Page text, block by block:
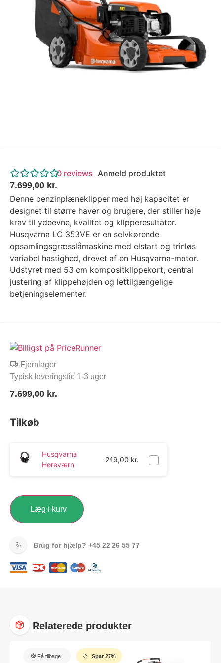
Tips og tricks
4.4 Google Reviews
4.7 Trustpilot
0 reviews Anmeld produktet
7.699,00 kr.
Denne benzinplæneklipper med høj kapacitet er
designet til større haver og brugere, der stiller høje
krav til ydeevne, kvalitet og klipperesultater.
Husqvarna LC 353VE er en selvkørende
opsamlingsgræsslåmaskine med elstart og trinløs
variabel hastighed, drevet af en Husqvarna-motor.
Udstyret med 53 cm kompositklippekort, central
justering af klippehøjden og lettilgængelige
betjeningselementer.
Fjernlager
Typisk leveringstid 1-3 uger
7.699,00 kr.
Tilkøb
Husqvarna
Høreværn
249,00 kr.
Læg i kurv
Brug for hjælp? +45 22 26 55 77
Relaterede produkter
Få tilbage Spar 27%